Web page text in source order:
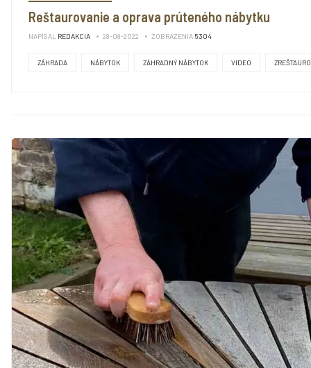
Reštaurovanie a oprava prúteného nábytku
NAPÍSAL REDAKCIA 28-08-2022 ZOBRAZENIA 5304
ZÁHRADA NÁBYTOK ZÁHRADNÝ NÁBYTOK VIDEO